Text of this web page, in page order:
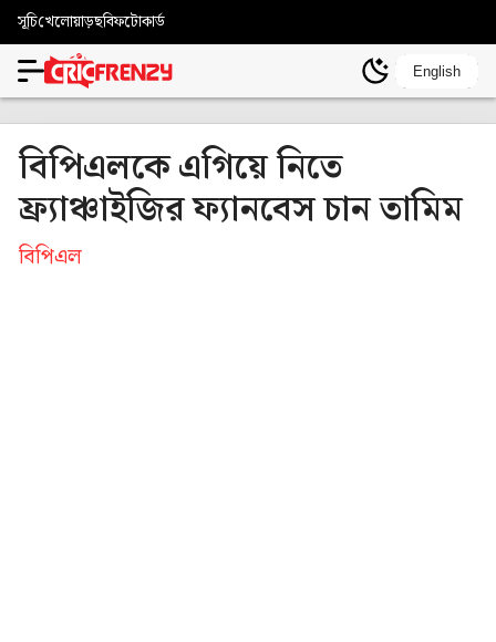
সূচিখেলোয়াড়ছবিফটোকার্ড
English
বিপিএলকে এগিয়ে নিতে
ফ্র্যাঞ্চাইজির ফ্যানবেস চান তামিম
বিপিএল